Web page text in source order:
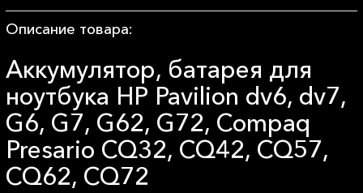
Описание товара:
Аккумулятор, батарея для
ноутбука HP Pavilion dv6, dv7,
G6, G7, G62, G72, Compaq
Presario CQ32, CQ42, CQ57,
CQ62, CQ72